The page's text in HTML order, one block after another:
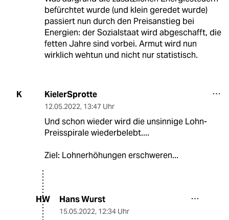
befürchtet wurde (und klein geredet wurde)
passiert nun durch den Preisanstieg bei
Energien: der Sozialstaat wird abgeschafft, die
fetten Jahre sind vorbei. Armut wird nun
wirklich wehtun und nicht nur statistisch.
K KielerSprotte
12.05.2022, 13:47 Uhr
Und schon wieder wird die unsinnige Lohn-
Preisspirale wiederbelebt....
Ziel: Lohnerhöhungen erschweren...
HW Hans Wurst
15.05.2022, 12:34 Uhr